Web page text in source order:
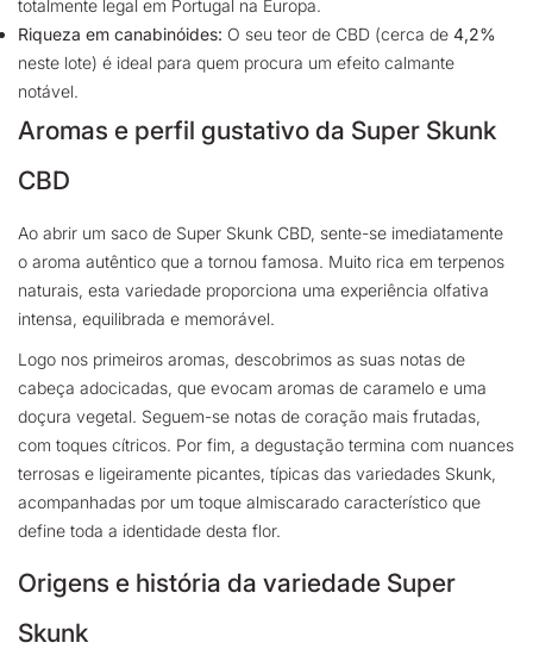
totalmente legal em Portugal na Europa.
Riqueza em canabinóides: O seu teor de CBD (cerca de 4,2%
neste lote) é ideal para quem procura um efeito calmante
notável.
Aromas e perfil gustativo da Super Skunk
CBD
Ao abrir um saco de Super Skunk CBD, sente-se imediatamente
o aroma autêntico que a tornou famosa. Muito rica em terpenos
naturais, esta variedade proporciona uma experiência olfativa
intensa, equilibrada e memorável.
Logo nos primeiros aromas, descobrimos as suas notas de
cabeça adocicadas, que evocam aromas de caramelo e uma
doçura vegetal. Seguem-se notas de coração mais frutadas,
com toques cítricos. Por fim, a degustação termina com nuances
terrosas e ligeiramente picantes, típicas das variedades Skunk,
acompanhadas por um toque almiscarado característico que
define toda a identidade desta flor.
Origens e história da variedade Super
Skunk